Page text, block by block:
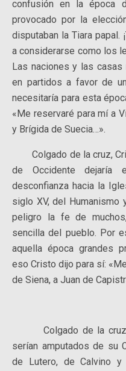
confusión en la época
provocado por la
disputaban la Tiara papal.
a considerarse como los
Las naciones y las
en partidos a favor de
necesitaría para esta
«Me reservaré para mí a
y Brígida de Suecia…».
Colgado de la cruz,
de Occidente
desconfianza hacia la
siglo XV, del Humanismo
peligro la fe de
sencilla del pueblo. Por
aquella época grandes
eso Cristo dijo para sí:
de Siena, a Juan de
Colgado de la cruz,
serían amputados de su
de Lutero, de Calvino